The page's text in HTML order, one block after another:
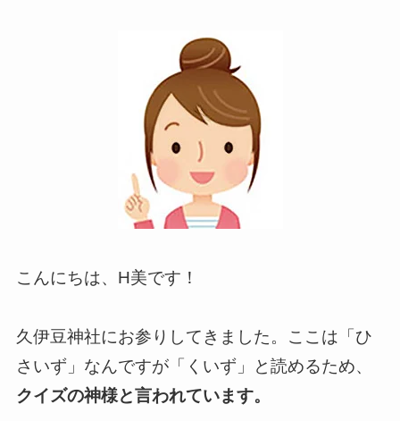
こんにちは、H美です！
久伊豆神社にお参りしてきました。ここは「ひ
さいず」なんですが「くいず」と読めるため、
クイズの神様と言われています。